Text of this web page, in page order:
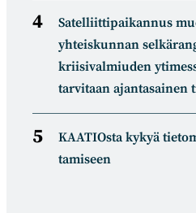
Satelliitti­paikannus
yhteiskunnan
kriisivalmiuden
tarvitaan ajantasainen
KAATIOsta kykyä
tamiseen